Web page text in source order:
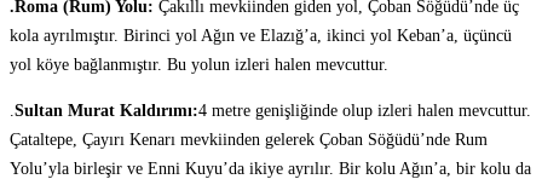
.Roma (Rum) Yolu: Çakıllı mevkiinden giden yol, Çoban Söğüdü’nde üç
kola ayrılmıştır. Birinci yol Ağın ve Elazığ’a, ikinci yol Keban’a, üçüncü
yol köye bağlanmıştır. Bu yolun izleri halen mevcuttur.
.Sultan Murat Kaldırımı:4 metre genişliğinde olup izleri halen mevcuttur.
Çataltepe, Çayırı Kenarı mevkiinden gelerek Çoban Söğüdü’nde Rum
Yolu’yla birleşir ve Enni Kuyu’da ikiye ayrılır. Bir kolu Ağın’a, bir kolu da